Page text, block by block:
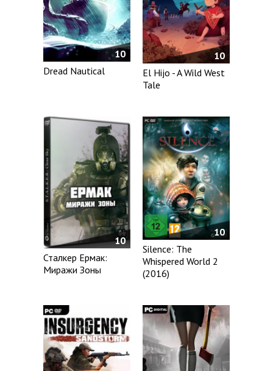
10
Dread Nautical
10
El Hijo - A Wild West
Tale
10
Сталкер Ермак:
Миражи Зоны
10
Silence: The
Whispered World 2
(2016)